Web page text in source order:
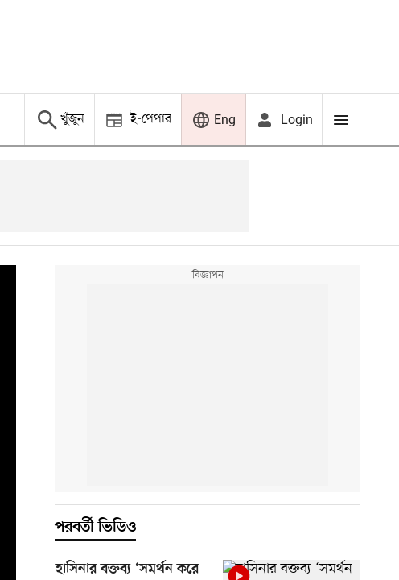
খুঁজুন ই-পেপার Eng Login
পরবর্তী ভিডিও
হাসিনার বক্তব্য ‘সমর্থন করে